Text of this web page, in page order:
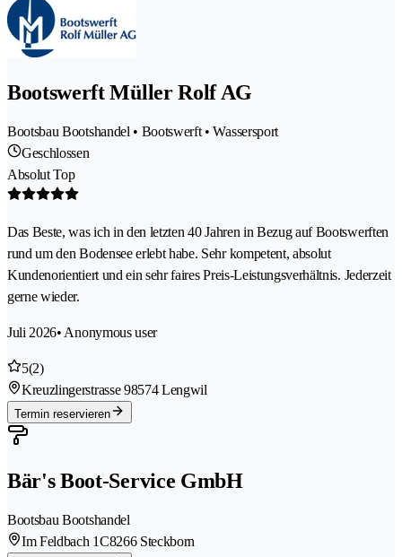
Bootswerft Müller Rolf AG
Bootsbau Bootshandel • Bootswerft • Wassersport
Geschlossen
Absolut Top
Das Beste, was ich in den letzten 40 Jahren in Bezug auf Bootswerften
rund um den Bodensee erlebt habe. Sehr kompetent, absolut
Kundenorientiert und ein sehr faires Preis-Leistungsverhältnis. Jederzeit
gerne wieder.
Juli 2026• Anonymous user
5(2)
Kreuzlingerstrasse 98574 Lengwil
Termin reservieren
Bär's Boot-Service GmbH
Bootsbau Bootshandel
Im Feldbach 1C8266 Steckborn